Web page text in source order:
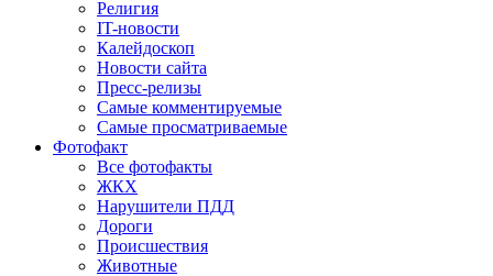
Религия
IT-новости
Калейдоскоп
Новости сайта
Пресс-релизы
Самые комментируемые
Самые просматриваемые
Фотофакт
Все фотофакты
ЖКХ
Нарушители ПДД
Дороги
Происшествия
Животные